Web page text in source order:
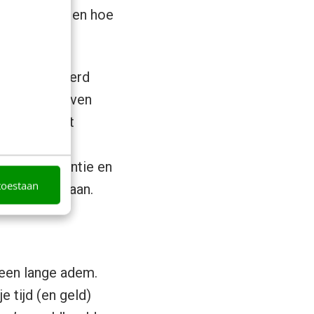
de hand en hoe
gegarandeerd
gelijk. Blijven
Ook het
relevantie en
bestaan.
lange adem.
tijd (en geld)